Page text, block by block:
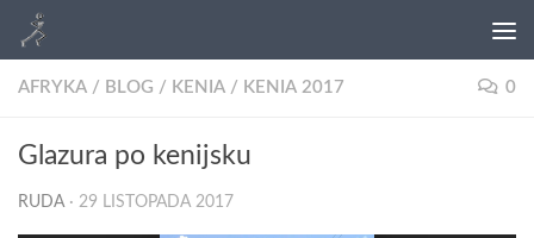
AFRYKA / BLOG / KENIA / KENIA 2017 0
Glazura po kenijsku
RUDA · 29 LISTOPADA 2017